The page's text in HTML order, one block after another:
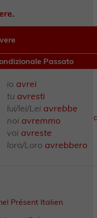
.
Passato
io avrei
tu avresti
lui/lei/Lei avrebbe
noi avremmo
voi avreste
loro/Loro avrebbero
Présent Italien